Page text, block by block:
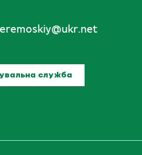
служба